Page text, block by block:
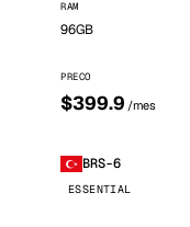
RAM
96GB
PRECO
$399.9 /mes
BRS-6
ESSENTIAL